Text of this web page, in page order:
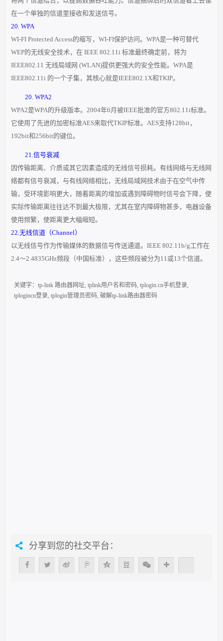
在一个单独的信道里接收和发送信号。
20. WPA
WI-FI Protected Access的缩写，WI-FI保护访问。WPA是一种可替代
WEP的无线安全技术，在 IEEE 802.11i 标准最终确定前，将为
IEEE802.11 无线局域网 (WLAN)提供更强大的安全性能。WPA是
IEEE802.11i 的一个子集，其核心就是IEEE802.1X和TKIP。
20. WPA2
WPA2是WPA的升级版本。2004年6月被IEEE批准的官方802.11i标准。
它使用了先进的加密标准AES来取代TKIP标准。AES支持128bit，
192bit和256bit的键位。
21.信号衰减
因传输距离、介质或其它因素造成的无线信号损耗。有线网络与无线网
络都有信号衰减，与有线网络相比，无线局域网技术由于在空气中传
输，受环境影响更大，随着距离的增加或遇到障碍物时信号会下降，使
实际传输距离往往达不到最大极限，尤其在室内障碍物甚多，电器设备
使用频繁，使距离更大幅缩短。
22.无线信道（Channel）
以无线信号作为传输媒体的数据信号传送通道。IEEE 802.11b/g工作在
2.4～2.4835GHz频段（中国标准），这些频段被分为11或13个信道。
关键字：tp-link 路由器网址,tplink用户名和密码,tplogin.cn手机登录,
tplogincn登录,tplogin管理员密码,破解tp-link路由器密码
分享到您的社交平台：